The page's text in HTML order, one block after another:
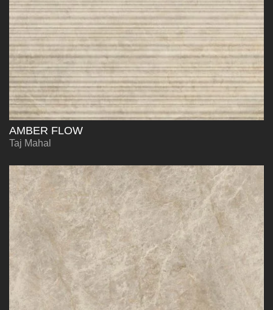
AMBER FLOW
Taj Mahal